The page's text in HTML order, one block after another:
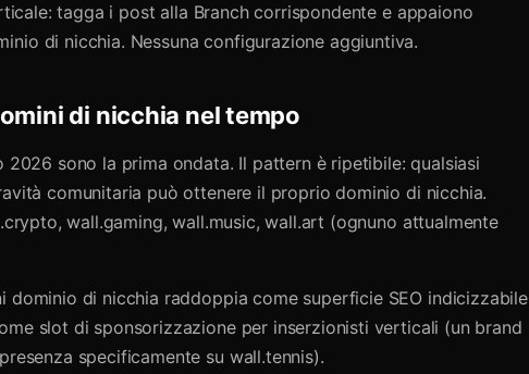
tagga i post alla Branch corrispondente e appaiono
di nicchia. Nessuna configurazione aggiuntiva.
di nicchia nel tempo
sono la prima ondata. Il pattern è ripetibile: qualsiasi
comunitaria può ottenere il proprio dominio di nicchia.
wall.gaming, wall.music, wall.art (ognuno attualmente
dominio di nicchia raddoppia come superficie SEO indicizzabile
slot di sponsorizzazione per inserzionisti verticali (un brand
specificamente su wall.tennis).